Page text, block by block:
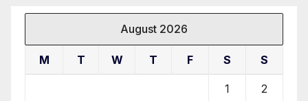
August 2026
M T W T F S S
1 2